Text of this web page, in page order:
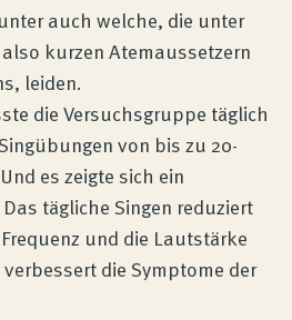
auch welche, die unter
kurzen Atemaussetzern
leiden.
die Versuchsgruppe täglich
von bis zu 20-
es zeigte sich ein
tägliche Singen reduziert
und die Lautstärke
die Symptome der